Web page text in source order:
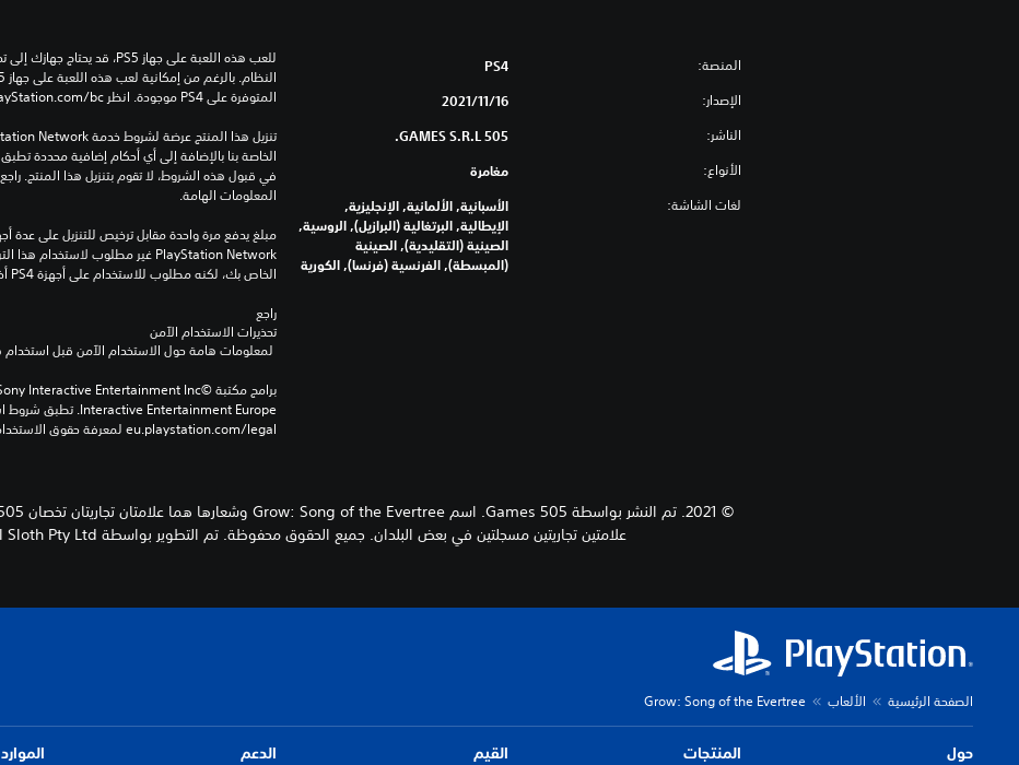
المنصة: PS4
الإصدار: 16‏/11‏/2021
الناشر: 505 GAMES S.R.L.
الأنواع: مغامرة
لغات الشاشة:
الأسبانية, الألمانية, الإنجليزية,
الإيطالية, البرتغالية (البرازيل), الروسية,
الصينية (التقليدية), الصينية
(المبسطة), الفرنسية (فرنسا), الكورية
المتوفرة على PS4 موجودة. انظر ‎PlayStation.com/bc لمزيد من التفاصيل.
المعلومات الهامة.
الخاص بك، لكنه مطلوب للاستخدام على أجهزة PS4 أخرى.
راجع
تحذيرات الاستخدام الآمن
eu.playstation.com/legal لمعرفة حقوق الاستخدام الكاملة.
علامتين تجاريتين مسجلتين في بعض البلدان. جميع الحقوق محفوظة. تم التطوير بواسطة Prideful Sloth Pty Ltd.
الصفحة الرئيسية الألعاب Grow: Song of the Evertree
حول المنتجات القيم الدعم الموارد